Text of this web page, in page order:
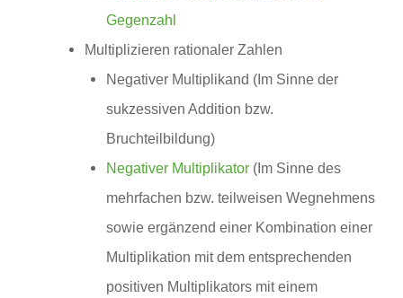
Gegenzahl
Multiplizieren rationaler Zahlen
Negativer Multiplikand (Im Sinne der
sukzessiven Addition bzw.
Bruchteilbildung)
Negativer Multiplikator (Im Sinne des
mehrfachen bzw. teilweisen Wegnehmens
sowie ergänzend einer Kombination einer
Multiplikation mit dem entsprechenden
positiven Multiplikators mit einem